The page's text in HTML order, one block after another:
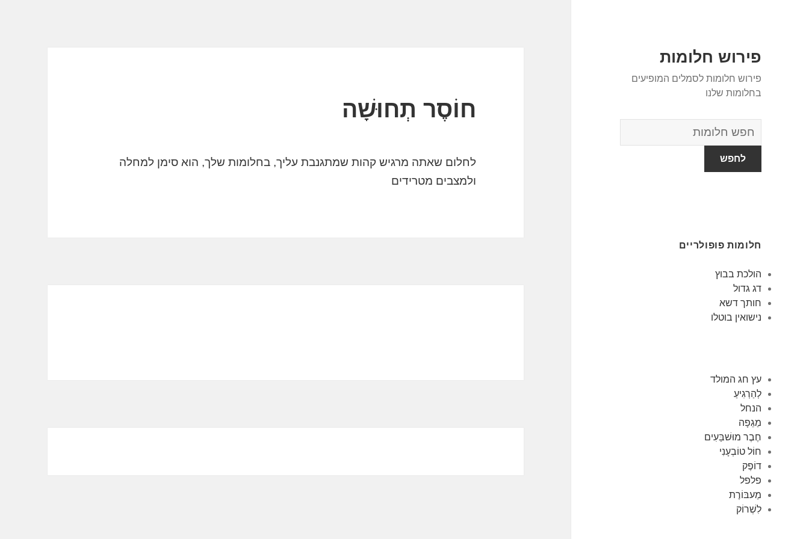
פירוש חלומות
פירוש חלומות לסמלים המופיעים
בחלומות שלנו
מילון
החלומות
חלומות פופולריים
הולכת בבוץ
דג גדול
חותך דשא
נישואין בוטלו
עץ חג המולד
לְהַרְגִיעַ
הנחל
מַגֵפָה
חֶבֶר מוּשׁבַּעִים
חוֹל טוֹבְעָנִי
דוֹפֶק
פלפל
מַעבּוֹרֶת
לִשְׁרוֹק
חוֹסֶר תְחוּשָׁה
לחלום שאתה מרגיש קהות שמתגנבת עליך, בחלומות שלך, הוא סימן למחלה
ולמצבים מטרידים